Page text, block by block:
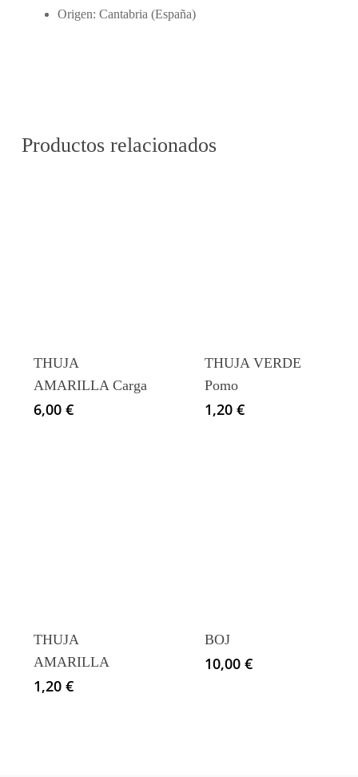
Origen: Cantabria (España)
Productos relacionados
THUJA
AMARILLA Carga
6,00 €
THUJA VERDE
Pomo
1,20 €
THUJA
AMARILLA
1,20 €
BOJ
10,00 €